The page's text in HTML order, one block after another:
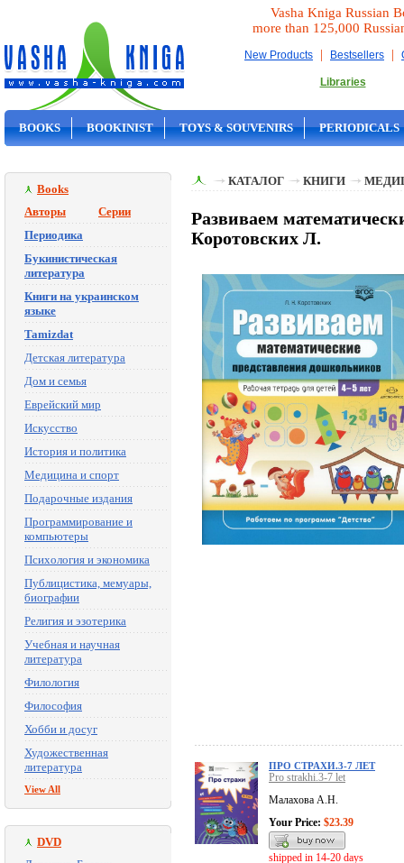
Vasha Kniga Russian
more than 125,000
New Products | Bestsellers |
Libraries
BOOKS BOOKINIST TOYS & SOUVENIRS PERIODICALS
Books
Авторы
Серии
Периодика
Букинистическая
литература
Книги на украинском
языке
Tamizdat
Детская литература
Дом и семья
Еврейский мир
Искусство
История и политика
Медицина и спорт
Подарочные издания
Программирование и
компьютеры
Психология и экономика
Публицистика, мемуары,
биографии
Религия и эзотерика
Учебная и научная
литература
Филология
Философия
Хобби и досуг
Художественная
литература
View All
DVD
КАТАЛОГ КНИГИ
Развиваем
Коротовских Л.
ПРО СТРАХИ.3-7 ЛЕТ
Pro strakhi.3-7 let
Малахова А.Н.
Your Price: $23.39
shipped in 14-20 days